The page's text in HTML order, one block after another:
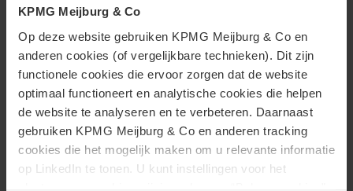
KPMG Meijburg & Co
Op deze website gebruiken KPMG Meijburg & Co en
anderen cookies (of vergelijkbare technieken). Dit zijn
functionele cookies die ervoor zorgen dat de website
optimaal functioneert en analytische cookies die helpen
de website te analyseren en te verbeteren. Daarnaast
gebruiken KPMG Meijburg & Co en anderen tracking
cookies die het mogelijk maken om u relevante informatie
op LinkedIn te tonen. U kunt instellingen voor het
Meijburg ESG